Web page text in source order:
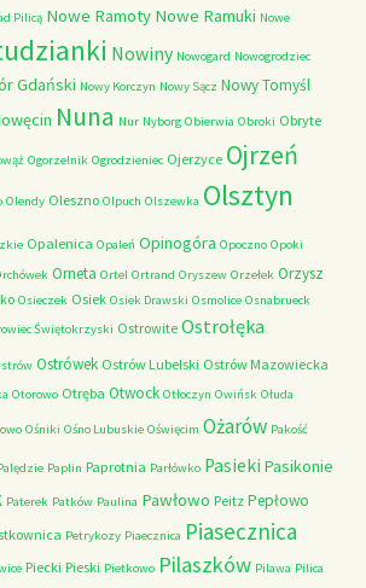
Pilicą Nowe Ramoty Nowe Ramuki Nowe
Nowiny Nowogard Nowogrodziec
Gdański Nowy Korczyn Nowy Sącz Nowy Tomyśl
Nuna Nur Nyborg Obierwia Obroki Obryte
Ogorzelnik Ogrodzieniec Ojerzyce Ojrzeń
Olendy Oleszno Olpuch Olszewka Olsztyn
Opalenica Opaleń Opinogóra Opoczno Opoki
Orneta Ortel Ortrand Oryszew Orzełek Orzysz
Osieczek Osiek Osiek Drawski Osmolice Osnabrueck
Świętokrzyski Ostrowite Ostrołęka
Ostrówek Ostrów Lubelski Ostrów Mazowiecka
Otorowo Otręba Otwock Otłoczyn Owińsk Ołuda
Ośniki Ośno Lubuskie Oświęcim Ożarów Pakość
Paplin Paprotnia Parłówko Pasieki Pasikonie
Paterek Patków Paulina Pawłowo Peitz Pepłowo
Petrykozy Piaecznica Piasecznica
Piecki Pieski Pietkowo Pilaszków Pilawa Pilica